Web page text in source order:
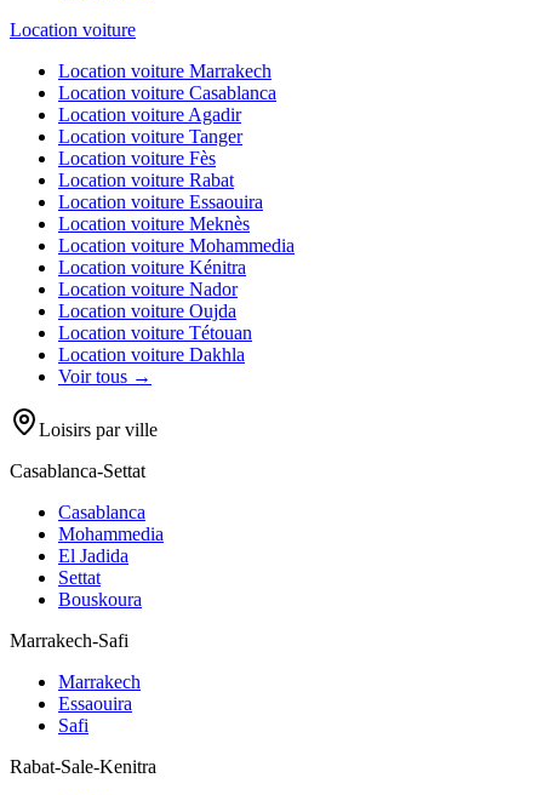
Location voiture
Location voiture Marrakech
Location voiture Casablanca
Location voiture Agadir
Location voiture Tanger
Location voiture Fès
Location voiture Rabat
Location voiture Essaouira
Location voiture Meknès
Location voiture Mohammedia
Location voiture Kénitra
Location voiture Nador
Location voiture Oujda
Location voiture Tétouan
Location voiture Dakhla
Voir tous →
Loisirs par ville
Casablanca-Settat
Casablanca
Mohammedia
El Jadida
Settat
Bouskoura
Marrakech-Safi
Marrakech
Essaouira
Safi
Rabat-Sale-Kenitra